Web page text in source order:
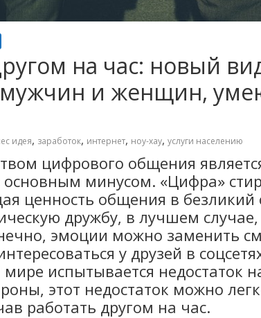
на час: новый
мужчин и женщин,
идея, заработок, интернет, ноу-хау, услуги населению
цифрового общения
минусом. «Цифра»
ценность общения в безликий
дружбу, в лучшем случае,
эмоции можно заменить
у друзей в
испытывается недостаток
этот недостаток можно
работать другом на час.